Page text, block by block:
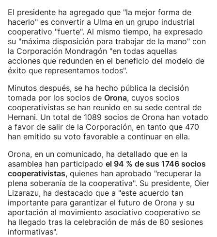
El presidente ha agregado que "la mejor forma de
hacerlo" es convertir a Ulma en un grupo industrial
cooperativo "fuerte". Al mismo tiempo, ha expresado
su "máxima disposición para trabajar de la mano" con
la Corporación Mondragón "en todas aquellas
acciones que redunden en el beneficio del modelo de
éxito que representamos todos".
Minutos después, se ha hecho pública la decisión
tomada por los socios de Orona, cuyos socios
cooperativistas se han reunido en su sede central de
Hernani. Un total de 1089 socios de Orona han votado
a favor de salir de la Corporación, en tanto que 470
han emitido su voto favorable a continuar en ella.
Orona, en un comunicado, ha detallado que en la
asamblea han participado el 94 % de sus 1746 socios
cooperativistas, quienes han aprobado "recuperar la
plena soberanía de la cooperativa". Su presidente, Oier
Lizarazu, ha destacado que a "este acuerdo tan
importante para garantizar el futuro de Orona y su
aportación al movimiento asociativo cooperativo se
ha llegado tras la celebración de más de 80 sesiones
informativas".